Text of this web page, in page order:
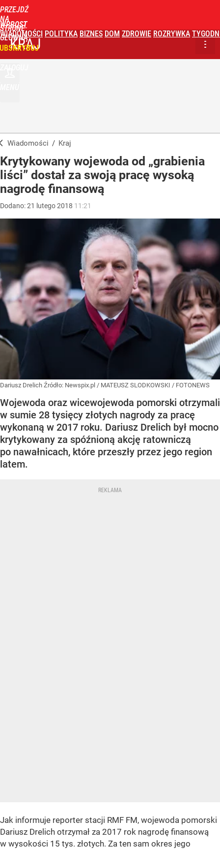
PRZEJDŹ
NA
STRONĘ
GŁÓWNĄ
WPROST
WIADOMOŚCI POLITYKA BIZNES DOM ZDROWIE ROZRYWKA
KRAJ
Wiadomości / Kraj
Krytykowany wojewoda od „grabienia
liści” dostał za swoją pracę wysoką
nagrodę finansową
Dodano:21 lutego2018 11:21
Dariusz Drelich Źródło: Newspix.pl / MATEUSZ SLODKOWSKI / FOTONEWS
Wojewoda oraz wicewojewoda pomorski otrzymali
w sumie 28 tysięcy złotych nagrody za pracę
wykonaną w 2017 roku. Dariusz Drelich był mocno
krytykowany za spóźnioną akcję ratowniczą
po nawałnicach, które przeszły przez jego region
latem.
Jak informuje reporter stacji RMF FM, wojewoda pomorski
Dariusz Drelich otrzymał za 2017 rok nagrodę finansową
w wysokości 15 tys. złotych. Za ten sam okres jego